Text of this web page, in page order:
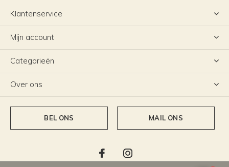
Klantenservice
Mijn account
Categorieën
Over ons
BEL ONS MAIL ONS